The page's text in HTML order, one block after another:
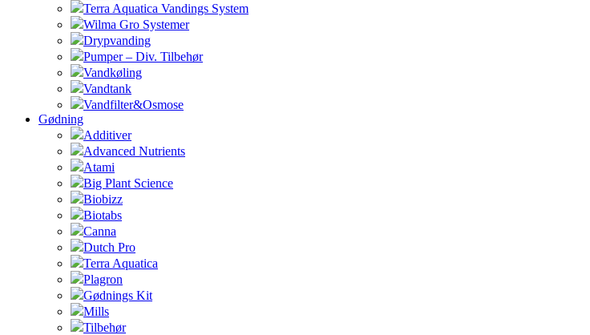
Terra Aquatica Vandings System
Wilma Gro Systemer
Drypvanding
Pumper – Div. Tilbehør
Vandkøling
Vandtank
Vandfilter&Osmose
Gødning
Additiver
Advanced Nutrients
Atami
Big Plant Science
Biobizz
Biotabs
Canna
Dutch Pro
Terra Aquatica
Plagron
Gødnings Kit
Mills
Tilbehør